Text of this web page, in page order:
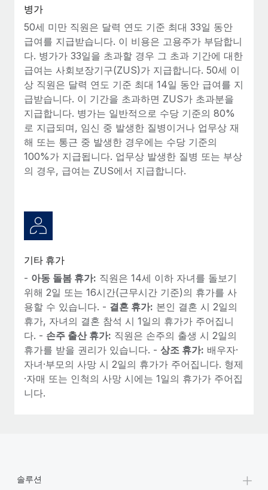
병가
50세 미만 직원은 달력 연도 기준 최대 33일 동안
급여를 지급받습니다. 이 비용은 고용주가 부담합니
다. 병가가 33일을 초과할 경우 그 초과 기간에 대한
급여는 사회보장기구(ZUS)가 지급합니다. 50세 이
상 직원은 달력 연도 기준 최대 14일 동안 급여를 지
급받습니다. 이 기간을 초과하면 ZUS가 초과분을
지급합니다. 병가는 일반적으로 수당 기준의 80%
로 지급되며, 임신 중 발생한 질병이거나 업무상 재
해 또는 통근 중 발생한 경우에는 수당 기준의
100%가 지급됩니다. 업무상 발생한 질병 또는 부상
의 경우, 급여는 ZUS에서 지급합니다.
기타 휴가
- 아동 돌봄 휴가: 직원은 14세 이하 자녀를 돌보기
위해 2일 또는 16시간(근무시간 기준)의 휴가를 사
용할 수 있습니다. - 결혼 휴가: 본인 결혼 시 2일의
휴가, 자녀의 결혼 참석 시 1일의 휴가가 주어집니
다. - 손주 출산 휴가: 직원은 손주의 출생 시 2일의
휴가를 받을 권리가 있습니다. - 상조 휴가: 배우자·
자녀·부모의 사망 시 2일의 휴가가 주어집니다. 형제
·자매 또는 인척의 사망 시에는 1일의 휴가가 주어집
니다.
솔루션 +